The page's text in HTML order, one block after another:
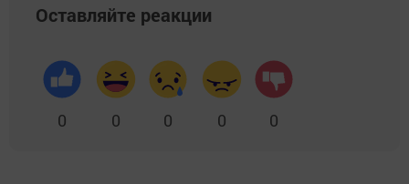
Оставляйте реакции
0 0 0 0 0